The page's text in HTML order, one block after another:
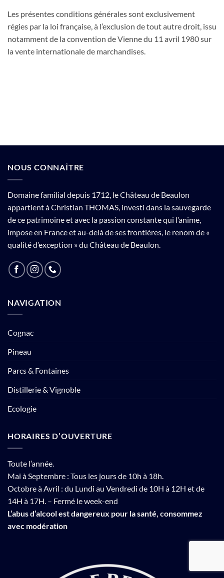
Les présentes conditions générales sont exclusivement
régies par la loi française, à l’exclusion de tout autre droit, issu
notamment de la convention de Vienne du 11 avril 1980 sur
la vente internationale de marchandises.
NOUS CONNAÎTRE
Domaine familial depuis 1712, le Château de Beaulon
appartient à Christian THOMAS, investi dans la sauvegarde
de ce patrimoine et avec la passion constante qui l’anime,
impose en France et au-delà de ses frontières, le renom de «
qualité d’exception » du Château de Beaulon.
NAVIGATION
Cognac
Pineau
Parcs & Fontaines
Distillerie & Vignoble
Ecologie
HORAIRES D’OUVERTURE
Toute l’année.
Mai à Septembre : Tous les jours de 10h à 18h.
Octobre à Avril : du Lundi au Vendredi de 10H à 12H et de
14H à 17H. – Fermé le week-end
L’abus d’alcool est dangereux pour la santé, consommez
avec modération